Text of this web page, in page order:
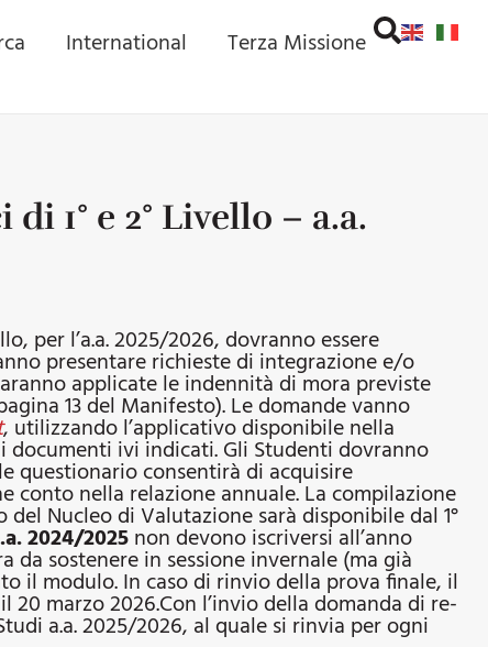
International Terza Missione
1° e 2° Livello – a.a.
per l’a.a. 2025/2026, dovranno essere
presentare richieste di integrazione e/o
applicate le indennità di mora previste
13 del Manifesto). Le domande vanno
, utilizzando l’applicativo disponibile nella
ivi indicati. Gli Studenti dovranno
questionario consentirà di acquisire
nella relazione annuale. La compilazione
Nucleo di Valutazione sarà disponibile dal 1°
2024/2025non devono iscriversi all’anno
da sostenere in sessione invernale (ma già
il modulo. In caso di rinvio della prova finale, il
marzo 2026.Con l’invio della domanda di re-
a.a. 2025/2026, al quale si rinvia per ogni